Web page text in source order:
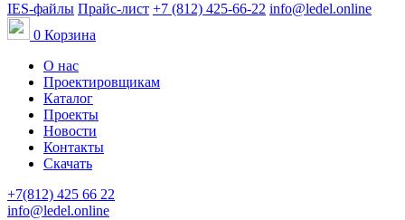
IES-файлы Прайс-лист +7 (812) 425-66-22 info@ledel.online
0 Корзина
О нас
Проектировщикам
Каталог
Проекты
Новости
Контакты
Скачать
+7(812) 425 66 22
info@ledel.online